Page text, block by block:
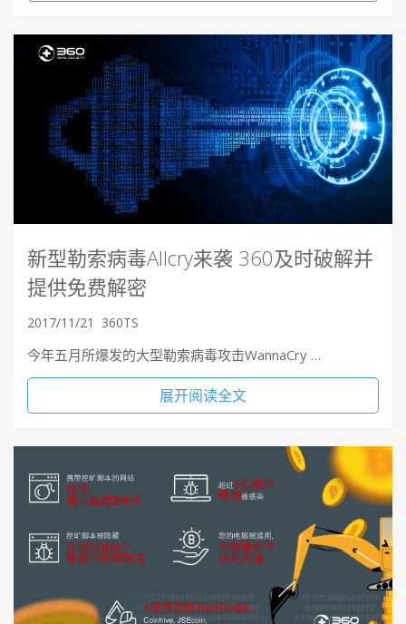
新型勒索病毒Allcry来袭 360及时破解并
提供免费解密
2017/11/21 360TS
今年五月所爆发的大型勒索病毒攻击WannaCry …
展开阅读全文